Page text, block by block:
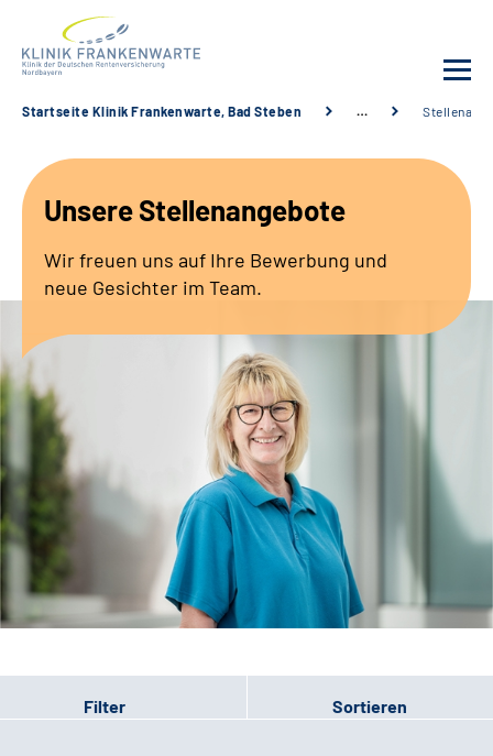
Leistungsangebot
Fachbereiche
Service
Karriere
Suche
Leichte Sprache
Gebärdensprache
Patienten-Login
Startseite Klinik Frankenwarte, Bad Steben …
Unsere Stellenangebote
Wir freuen uns auf Ihre Bewerbung und
neue Gesichter im Team.
Filter Sortieren